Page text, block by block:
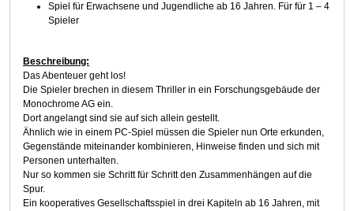
Spiel für Erwachsene und Jugendliche ab 16 Jahren. Für für 1 – 4
Spieler
Beschreibung:
Das Abenteuer geht los!
Die Spieler brechen in diesem Thriller in ein Forschungsgebäude der
Monochrome AG ein.
Dort angelangt sind sie auf sich allein gestellt.
Ähnlich wie in einem PC-Spiel müssen die Spieler nun Orte erkunden,
Gegenstände miteinander kombinieren, Hinweise finden und sich mit
Personen unterhalten.
Nur so kommen sie Schritt für Schritt den Zusammenhängen auf die
Spur.
Ein kooperatives Gesellschaftsspiel in drei Kapiteln ab 16 Jahren, mit